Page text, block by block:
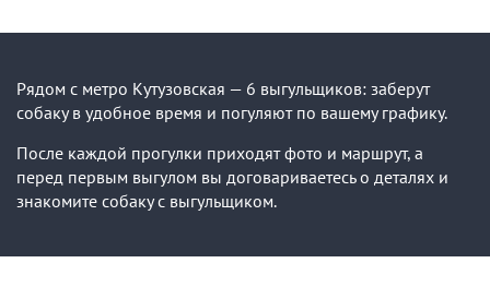
Рядом с метро Кутузовская — 6 выгульщиков: заберут
собаку в удобное время и погуляют по вашему графику.
После каждой прогулки приходят фото и маршрут, а
перед первым выгулом вы договариваетесь о деталях и
знакомите собаку с выгульщиком.